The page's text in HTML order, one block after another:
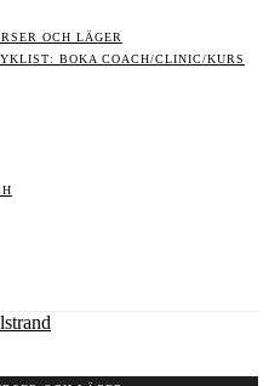
OCH LÄGER
BOKA COACH/CLINIC/KURS